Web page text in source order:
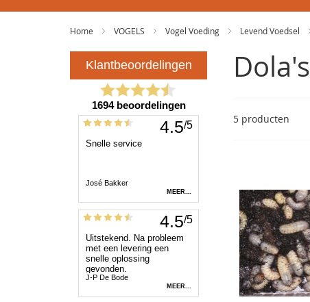
Home VOGELS Vogel Voeding Levend Voedsel
Dola's
5producten